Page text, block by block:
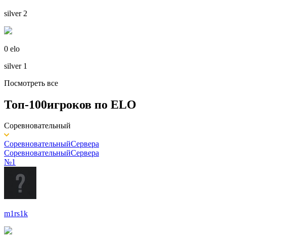
silver 2
0 elo
silver 1
Посмотреть все
Топ-100игроков по ELO
Соревновательный
СоревновательныйСервера
СоревновательныйСервера
№1
m1rs1k